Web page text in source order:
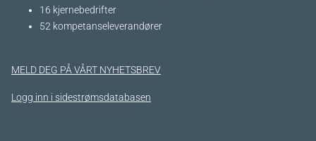
16 kjernebedrifter​
52 kompetanseleverandører
MELD DEG PÅ VÅRT NYHETSBREV
Logg inn i sidestrømsdatabasen